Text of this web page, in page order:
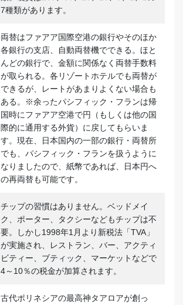
7種類があります。
両替はファアア国際空港の銀行やそのほか
各銀行の支店、自動両替機でできる。ほと
んどの銀行で、金額に関係なく両替手数料
が取られる。各リゾートホテルでも両替が
できるが、レートがあまりよくない場合も
ある。※余ったパシフィック・フランは帰
国時にファアア空港で円（もしくは他の国
際的に通用する外貨）に戻してもらいま
す。現在、日本国内の一部の銀行・両替所
でも、パシフィック・フランを扱うように
なりましたので、紙幣であれば、日本円へ
の再両替も可能です。
チップの習慣はありません。ベッドメイ
ク、ポーター、タクシーなどもチップは不
要。しかし1998年1月より新税法「TVA」
が実施され、レストラン、バー、アクティ
ビティー、ブティック、マーケットなどで
4～10％の税金が加算されます。
古代ポリネシアの最高神タアロアが創っ